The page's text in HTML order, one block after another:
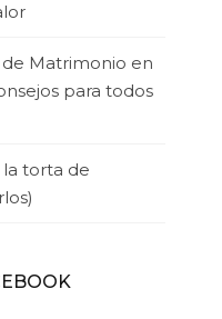
Matrimonio en
para todos
torta de